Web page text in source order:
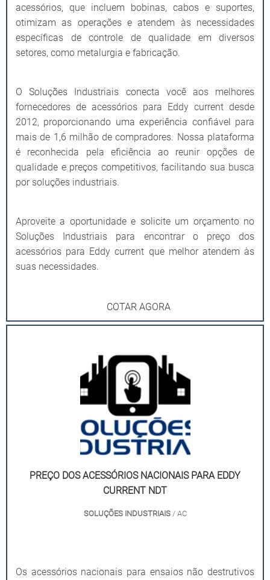
acessórios, que incluem bobinas, cabos e suportes,
otimizam as operações e atendem às necessidades
específicas de controle de qualidade em diversos
setores, como metalurgia e fabricação.
O Soluções Industriais conecta você aos melhores
fornecedores de acessórios para Eddy current desde
2012, proporcionando uma experiência confiável para
mais de 1,6 milhão de compradores. Nossa plataforma
é reconhecida pela eficiência ao reunir opções de
qualidade e preços competitivos, facilitando sua busca
por soluções industriais.
Aproveite a oportunidade e solicite um orçamento no
Soluções Industriais para encontrar o preço dos
acessórios para Eddy current que melhor atendem às
suas necessidades.
COTAR AGORA
PREÇO DOS ACESSÓRIOS NACIONAIS PARA EDDY
CURRENT NDT
SOLUÇÕES INDUSTRIAIS/ AC
Os acessórios nacionais para ensaios não destrutivos